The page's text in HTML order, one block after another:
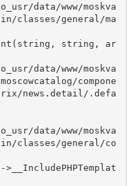
classes/general/ma
string, ar
compone
news.detail/.defa
classes/general/co